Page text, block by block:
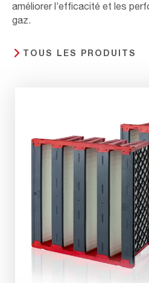
améliorer l’efficacité et les
gaz.
TOUS LES PRODUITS